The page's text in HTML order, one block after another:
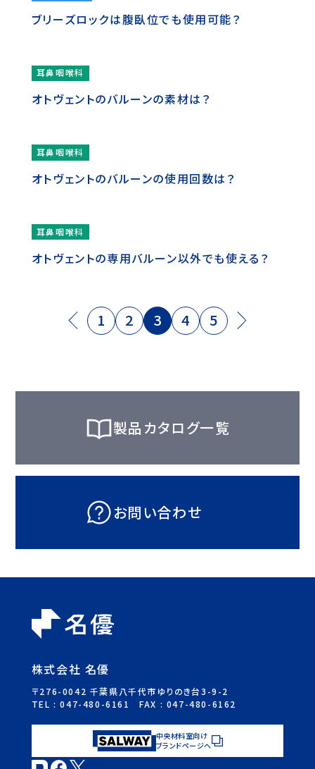
ブリーズロックは腹臥位でも使用可能？
耳鼻咽喉科
オトヴェントのバルーンの素材は？
耳鼻咽喉科
オトヴェントのバルーンの使用回数は？
耳鼻咽喉科
オトヴェントの専用バルーン以外でも使える？
1 2 3 4 5
製品カタログ一覧
お問い合わせ
株式会社 名優
〒276-0042 千葉県八千代市ゆりのき台3-9-2
TEL :047-480-6161 FAX : 047-480-6162
中央材料室向け
ブランドページへ